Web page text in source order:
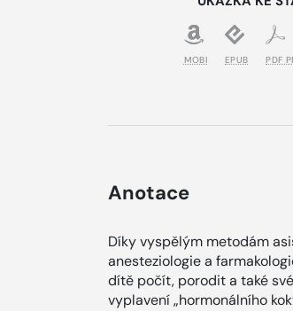
MOBI EPUB PDF
Anotace
Díky vyspělým metodám
anesteziologie a
dítě počít, porodit a také
vyplavení „hormonálního